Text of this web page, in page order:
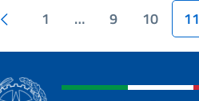
Paginazione
Pagina precedente
1 … 9 10 11